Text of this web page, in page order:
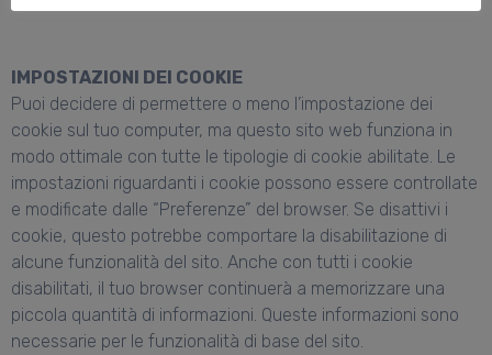
IMPOSTAZIONI DEI COOKIE
Puoi decidere di permettere o meno l’impostazione dei
cookie sul tuo computer, ma questo sito web funziona in
modo ottimale con tutte le tipologie di cookie abilitate. Le
impostazioni riguardanti i cookie possono essere controllate
e modificate dalle “Preferenze” del browser. Se disattivi i
cookie, questo potrebbe comportare la disabilitazione di
alcune funzionalità del sito. Anche con tutti i cookie
disabilitati, il tuo browser continuerà a memorizzare una
piccola quantità di informazioni. Queste informazioni sono
necessarie per le funzionalità di base del sito.